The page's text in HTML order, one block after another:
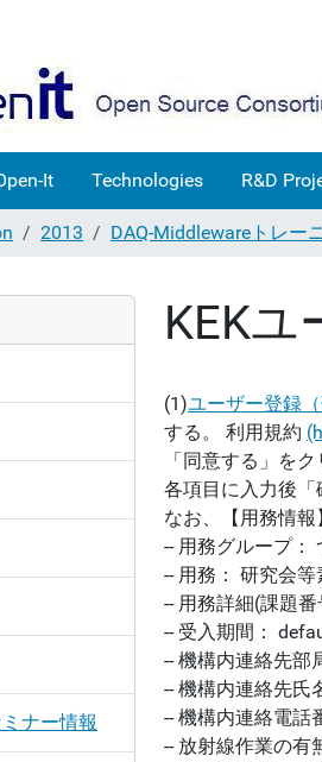
It Technologies R&D
2013 DAQ-Middlewareトレー
KEKユ
(1)ユーザー登録
する。 利用規約
「同意する」を
各項目に入力後「
なお、【用務情報
-- 用務グループ
-- 用務： 研究会等
-- 用務詳細(課題
-- 受入期間：
-- 機構内連絡先部
-- 機構内連絡先氏
-- 機構内連絡電話
-- 放射線作業の有
ナー情報